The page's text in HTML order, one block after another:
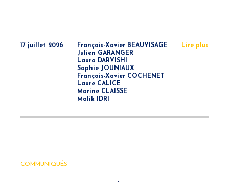
17 juillet 2026
François-Xavier BEAUVISAGE
Julien GARANGER
Laura DARVISHI
Sophie JOUNIAUX
François-Xavier COCHENET
Laure CALICE
Marine CLAISSE
Malik IDRI
Lire plus
COMMUNIQUÉS